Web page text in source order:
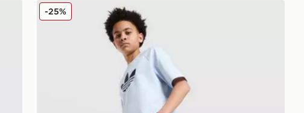
adidas Originals Jorts in Denim Junior
-25%